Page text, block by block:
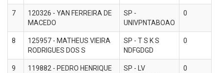
7
120326 - YAN FERREIRA DE
MACEDO
SP -
UNIVPNTABOAO
0
8
125957 - MATHEUS VIEIRA
RODRIGUES DOS S
SP - T S K S
NDFGDGD
0
9
119882 - PEDRO HENRIQUE
SP - LV
0